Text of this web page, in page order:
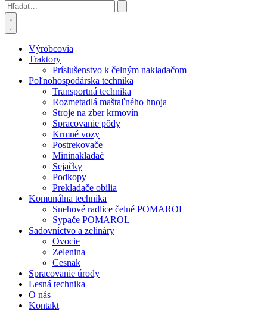
Výrobcovia
Traktory
Príslušenstvo k čelným nakladačom
Poľnohospodárska technika
Transportná technika
Rozmetadlá maštaľného hnoja
Stroje na zber krmovín
Spracovanie pôdy
Krmné vozy
Postrekovače
Mininakladač
Sejačky
Podkopy
Prekladače obilia
Komunálna technika
Snehové radlice čelné POMAROL
Sypače POMAROL
Sadovníctvo a zelináry
Ovocie
Zelenina
Cesnak
Spracovanie úrody
Lesná technika
O nás
Kontakt